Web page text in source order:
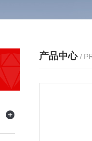
产品中心 /